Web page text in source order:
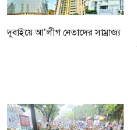
দুবাইয়ে আ’লীগ নেতাদের সাম্রাজ্য